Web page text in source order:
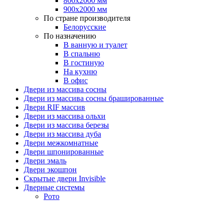
900х2000 мм
По стране производителя
Белорусские
По назначению
В ванную и туалет
В спальню
В гостиную
На кухню
В офис
Двери из массива сосны
Двери из массива сосны брашированные
Двери RIF массив
Двери из массива ольхи
Двери из массива березы
Двери из массива дуба
Двери межкомнатные
Двери шпонированные
Двери эмаль
Двери экошпон
Скрытые двери Invisible
Дверные системы
Рото